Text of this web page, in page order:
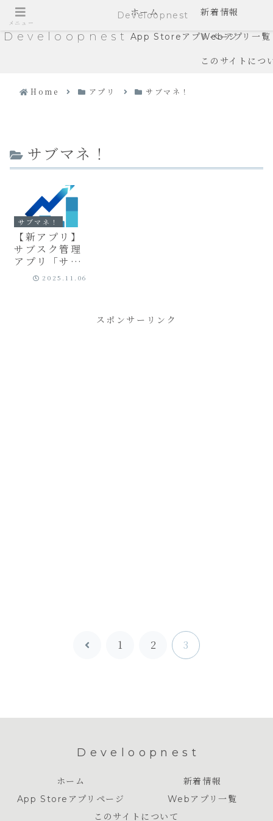
Develoopnest
ホーム 新着情報
App Storeアプリページ
Webアプリ一覧
このサイトにつ
Home アプリ サブマネ！
サブマネ！
サブマネ！
【新アプリ】
サブスク管理
アプリ「サブ
マネ！」をリ
リース！「う
2025.11.06
スポンサーリンク
前
1 2 3
Develoopnest
ホーム
新着情報
App Storeアプリページ
Webアプリ一覧
このサイトについて
メニュー
Develoopnest